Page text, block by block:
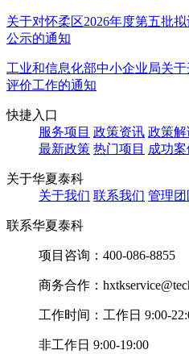
关于对怀柔区2026年度第五批
公示的通知
工业和信息化部中小企业局关
评价工作的通知
快捷入口
服务项目 政策资讯 政策解
最新政策 热门项目 成功案
关于华夏泰科
关于我们 联系我们 管理团
联系华夏泰科
项目咨询： 400-086-8855
商务合作：
工作时间： 工作日 9:00-
非工作日 9:00-19:00